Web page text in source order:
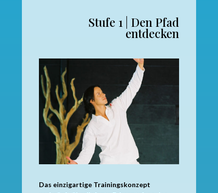
Stufe 1 | Den Pfad
entdecken
Das einzigartige Trainingskonzept